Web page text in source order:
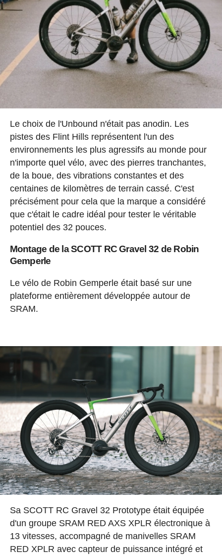
Le choix de l'Unbound n'était pas anodin. Les
pistes des Flint Hills représentent l'un des
environnements les plus agressifs au monde pour
n'importe quel vélo, avec des pierres tranchantes,
de la boue, des vibrations constantes et des
centaines de kilomètres de terrain cassé. C'est
précisément pour cela que la marque a considéré
que c'était le cadre idéal pour tester le véritable
potentiel des 32 pouces.
Montage de la SCOTT RC Gravel 32 de Robin
Gemperle
Le vélo de Robin Gemperle était basé sur une
plateforme entièrement développée autour de
SRAM.
Sa SCOTT RC Gravel 32 Prototype était équipée
d'un groupe SRAM RED AXS XPLR électronique à
13 vitesses, accompagné de manivelles SRAM
RED XPLR avec capteur de puissance intégré et